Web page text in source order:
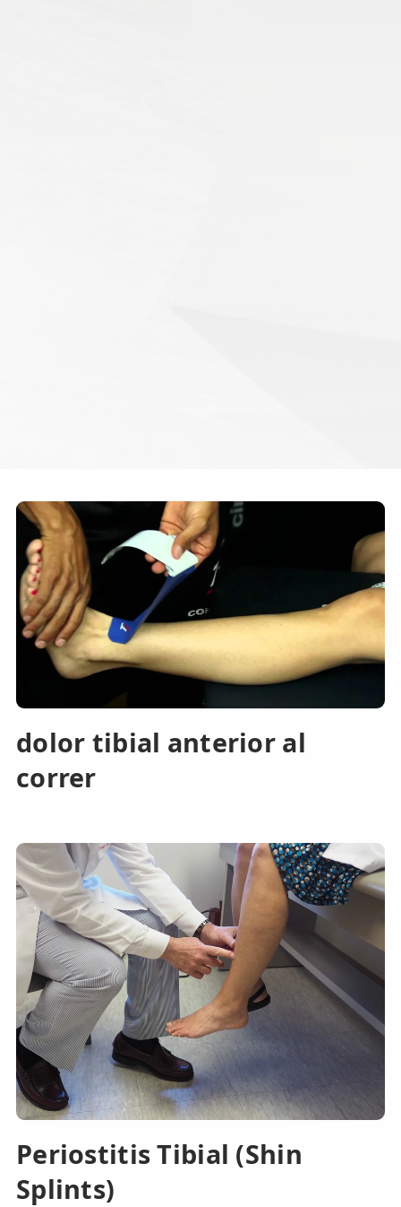
dolor tibial anterior al
correr
Periostitis Tibial (Shin
Splints)